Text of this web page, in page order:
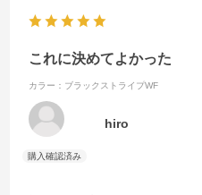
これに決めてよかった
カラー：ブラックストライプWF
hiro